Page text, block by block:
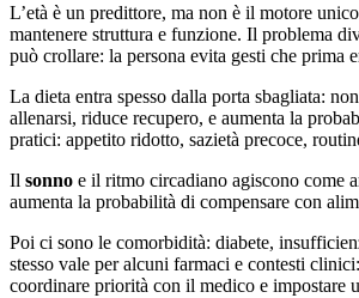
L’età è un predittore, ma non è il motore
mantenere struttura e funzione. Il problema
può crollare: la persona evita gesti che prima
La dieta entra spesso dalla porta sbagliata:
allenarsi, riduce recupero, e aumenta la
pratici: appetito ridotto, sazietà precoce,
Il sonno e il ritmo circadiano agiscono come
aumenta la probabilità di compensare con
Poi ci sono le comorbidità: diabete,
stesso vale per alcuni farmaci e contesti
coordinare priorità con il medico e impostare